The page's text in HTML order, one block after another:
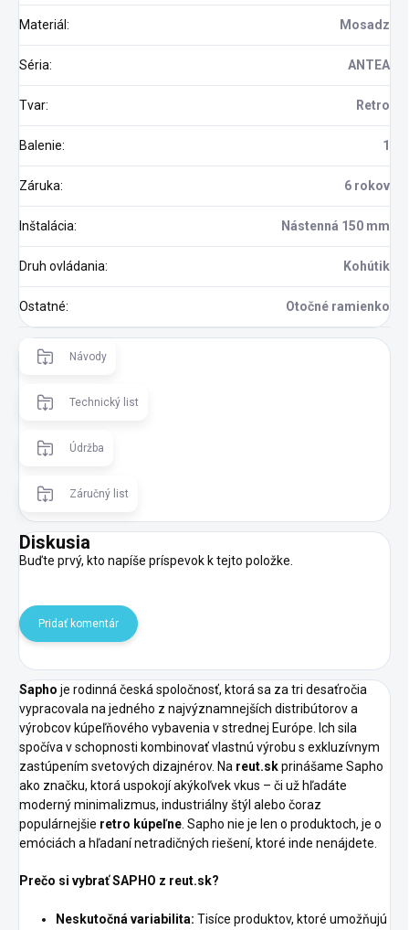
Materiál: Mosadz
Séria: ANTEA
Tvar: Retro
Balenie: 1
Záruka: 6 rokov
Inštalácia: Nástenná 150 mm
Druh ovládania: Kohútik
Ostatné: Otočné ramienko
Návody
Technický list
Údržba
Záručný list
Diskusia
Buďte prvý, kto napíše príspevok k tejto položke.
Pridať komentár
Sapho je rodinná česká spoločnosť, ktorá sa za tri desaťročia
vypracovala na jedného z najvýznamnejších distribútorov a
výrobcov kúpeľňového vybavenia v strednej Európe. Ich sila
spočíva v schopnosti kombinovať vlastnú výrobu s exkluzívnym
zastúpením svetových dizajnérov. Na reut.skprinášame Sapho
ako značku, ktorá uspokojí akýkoľvek vkus – či už hľadáte
moderný minimalizmus, industriálny štýl alebo čoraz
populárnejšie retro kúpeľne. Sapho nie je len o produktoch, je o
emóciách a hľadaní netradičných riešení, ktoré inde nenájdete.
Prečo si vybrať SAPHO z reut.sk?
Neskutočná variabilita: Tisíce produktov, ktoré umožňujú